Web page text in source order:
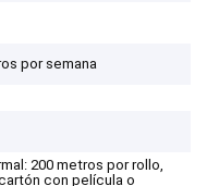
por semana
200 metros por rollo,
con película o